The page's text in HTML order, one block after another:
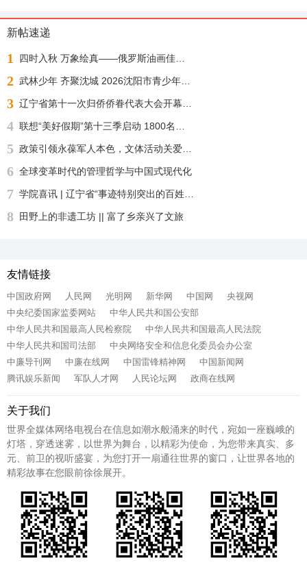
新帖速递
1
2
3
4
5
6 全球变革时代的管理哲学与中国式现代化
7
8 田野上的非遗工坊 || 富了乡亲兴了文旅
友情链接
中国政府网 人民网 光明网 新华网 中国网
央视网
中央纪委国家监委网站
中华人民共和国公安部
中华人民共和国最高人民检察院
中华人民共和国最高人民法院
中华人民共和国司法部
中央网络安全和信息化委员会办公室
中廉导刊网
中廉在线网 中国雷锋精神网
中国新闻网
腾讯娱乐新闻
军队人才网 人民论坛网 政商在线网
关于我们
世界全媒体网络电视台在信息如潮水般涌来的时代，宛如一座巍峨的
灯塔，穿透迷雾，以世界为舞台，以精彩为使命，为您带来真实、多
元、前卫的视听盛宴，为您打开一扇通往世界的窗口，让世界各地的
精彩故事在您眼前徐徐展开。